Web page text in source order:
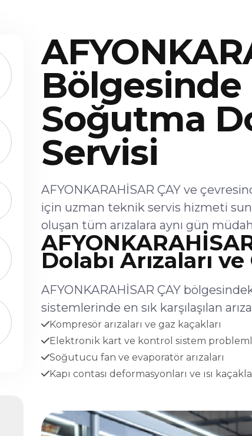
Soğutma
Servisi
AFYONKARAHİSAR ÇAY ve
için uzman teknik servis hizmeti
oluşan tüm arızalara aynı gün
Dolabı Arızaları
AFYONKARAHİSAR ÇAY
sistemlerinde en sık karşılaşılan
Kompresör arızaları ve gaz kaçakları
Elektronik kart ve kontrol sistem
Soğutucu fan ve evaporatör arızaları
Kapı contası deformasyonları ve ısı